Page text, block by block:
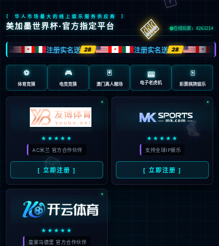
页面错误！请稍后再试～
V5.0.9 { 十年磨一剑-为API开发设计的高性能框架 }